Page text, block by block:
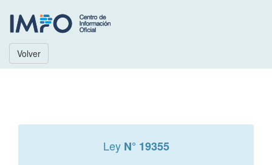
Volver
Ley N° 19355